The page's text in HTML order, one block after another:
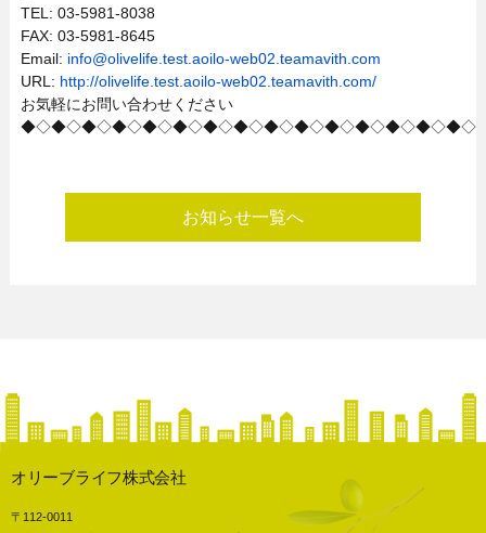
TEL: 03-5981-8038
FAX: 03-5981-8645
Email: info@olivelife.test.aoilo-web02.teamavith.com
URL: http://olivelife.test.aoilo-web02.teamavith.com/
お気軽にお問い合わせください
◆◇◆◇◆◇◆◇◆◇◆◇◆◇◆◇◆◇◆◇◆◇◆◇◆◇◆◇◆◇
お知らせ一覧へ
オリーブライフ株式会社
〒112-0011